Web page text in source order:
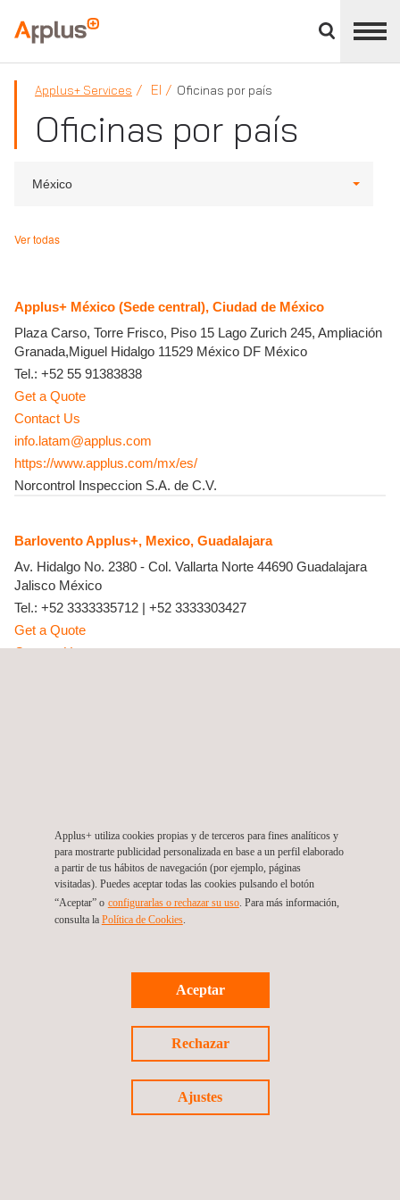
panel
Applus+
Applus+ Services EI Oficinas por país
Oficinas por país
México
Ver todas
Applus+ México (Sede central), Ciudad de México
Plaza Carso, Torre Frisco, Piso 15 Lago Zurich 245, Ampliación
Granada,Miguel Hidalgo 11529 México DF México
Tel.: +52 55 91383838
Get a Quote
Contact Us
info.latam@applus.com
https://www.applus.com/mx/es/
Norcontrol Inspeccion S.A. de C.V.
Barlovento Applus+, Mexico, Guadalajara
Av. Hidalgo No. 2380 - Col. Vallarta Norte 44690 Guadalajara
Jalisco México
Tel.: +52 3333335712 | +52 3333303427
Get a Quote
Contact Us
+52 1 55 6583 8371
Get a Quote
Contact Us
info.mexico@enertisapplus.com
Applus+ utiliza cookies propias y de terceros para fines analíticos y
para mostrarte publicidad personalizada en base a un perfil elaborado
a partir de tus hábitos de navegación (por ejemplo, páginas
visitadas). Puedes aceptar todas las cookies pulsando el botón
“Aceptar” o configurarlas o rechazar su uso. Para más información,
consulta la Política de Cookies.
Aceptar
Rechazar
Ajustes